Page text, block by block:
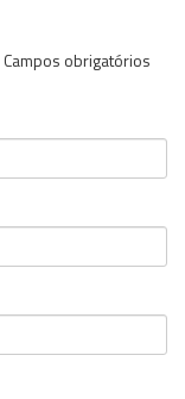
Campos obrigatórios